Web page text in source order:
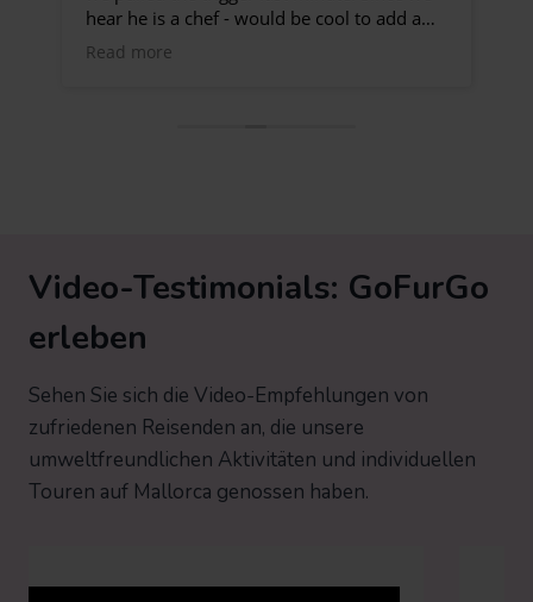
hear he is a chef - would be cool to add a
food element to the experience at the last
Read more
Video-Testimonials: GoFurGo
erleben
Sehen Sie sich die Video-Empfehlungen von
zufriedenen Reisenden an, die unsere
umweltfreundlichen Aktivitäten und individuellen
Touren auf Mallorca genossen haben.